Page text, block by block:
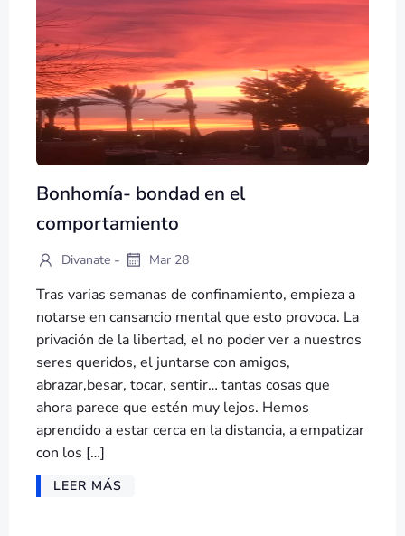
Bonhomía- bondad en el
comportamiento
Divanate - Mar 28
Tras varias semanas de confinamiento, empieza a
notarse en cansancio mental que esto provoca. La
privación de la libertad, el no poder ver a nuestros
seres queridos, el juntarse con amigos,
abrazar,besar, tocar, sentir… tantas cosas que
ahora parece que estén muy lejos. Hemos
aprendido a estar cerca en la distancia, a empatizar
con los […]
LEER MÁS